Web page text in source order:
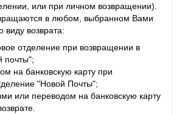
или при личном возвращении).
в любом, выбранном Вами
виду возврата:
при возвращении в
почты";
банковскую карту при
"Новой Почты";
переводом на банковскую карту